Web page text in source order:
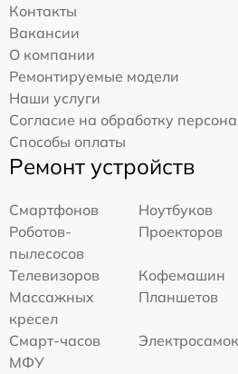
Контакты
Вакансии
О компании
Ремонтируемые модели
Наши услуги
Согласие на обработку
Способы оплаты
Ремонт устройств
Смартфонов
Ноутбуков
Роботов-
пылесосов
Проекторов
Телевизоров
Кофемашин
Массажных
кресел
Планшетов
Смарт-часов
МФУ